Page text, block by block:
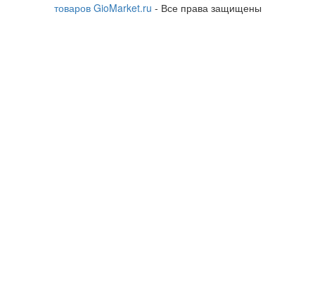
товаров GioMarket.ru - Все права защищены